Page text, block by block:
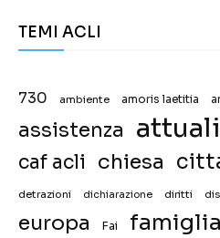
TEMI ACLI
730 ambiente amoris laetitia
assistenza
caf acli chiesa
detrazioni dichiarazione diritti
europa Fai famiglia